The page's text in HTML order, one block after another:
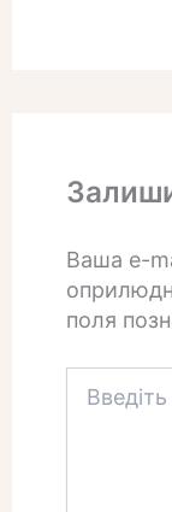
Ваша e-
поля
тут...